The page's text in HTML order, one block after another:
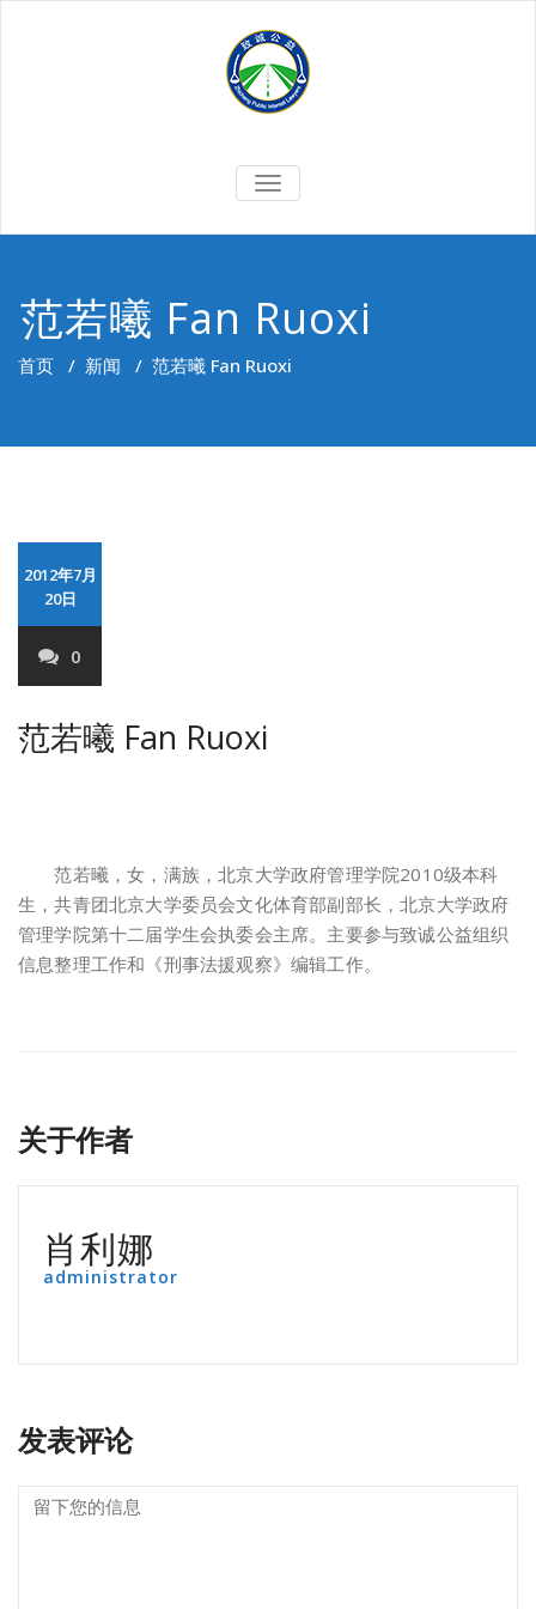
切
换
范若曦 Fan Ruoxi
首页 / 新闻 / 范若曦 Fan Ruoxi
2012年7月
20日
0
范若曦 Fan Ruoxi
范若曦，女，满族，北京大学政府管理学院2010级本科
生，共青团北京大学委员会文化体育部副部长，北京大学政府
管理学院第十二届学生会执委会主席。主要参与致诚公益组织
信息整理工作和《刑事法援观察》编辑工作。
关于作者
肖利娜
administrator
发表评论